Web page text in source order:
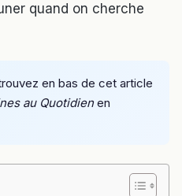
quand on cherche
en bas de cet article
au Quotidienen